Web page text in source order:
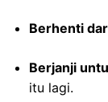
Berhenti
Berjanji
itu lagi.